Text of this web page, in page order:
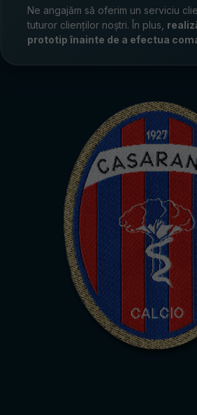
Ne angajăm să oferim un serviciu
tuturor clienților noștri. În plus,
prototip înainte de a efectua